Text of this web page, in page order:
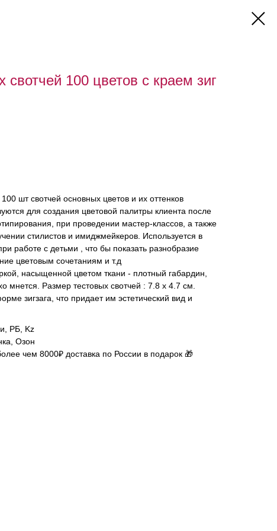
свотчей 100 цветов с краем зиг
шт свотчей основных цветов и их оттенков
для создания цветовой палитры клиента после
при проведении мастер-классов, а также
стилистов и имиджмейкеров. Используется в
работе с детьми , что бы показать разнобразие
цветовым сочетаниям и т.д
насыщенной цветом ткани - плотный габардин,
мнется. Размер тестовых свотчей : 7.8 х 4.7 см.
зигзага, что придает им эстетический вид и
РБ, Kz
Озон
чем 8000₽ доставка по России в подарок 🎁